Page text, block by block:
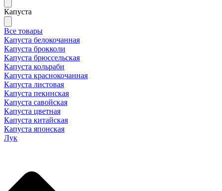
Капуста
Все товары
Капуста белокочанная
Капуста брокколи
Капуста брюссельская
Капуста кольраби
Капуста краснокочанная
Капуста листовая
Капуста пекинская
Капуста савойская
Капуста цветная
Капуста китайская
Капуста японская
Лук